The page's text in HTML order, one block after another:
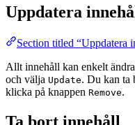
Uppdatera
Section titled “Uppdatera
Allt innehåll kan enkelt
och välja Update. Du kan ta
klicka på knappen Remove.
Ta bort innehåll